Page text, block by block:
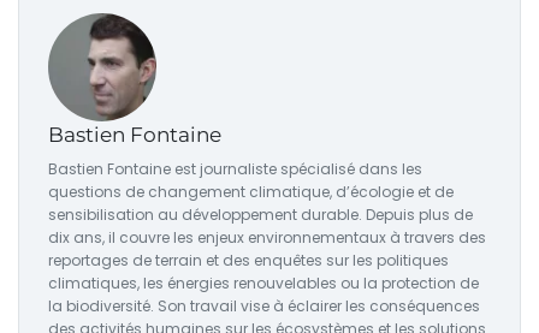
Bastien Fontaine
Bastien Fontaine est journaliste spécialisé dans les
questions de changement climatique, d’écologie et de
sensibilisation au développement durable. Depuis plus de
dix ans, il couvre les enjeux environnementaux à travers des
reportages de terrain et des enquêtes sur les politiques
climatiques, les énergies renouvelables ou la protection de
la biodiversité. Son travail vise à éclairer les conséquences